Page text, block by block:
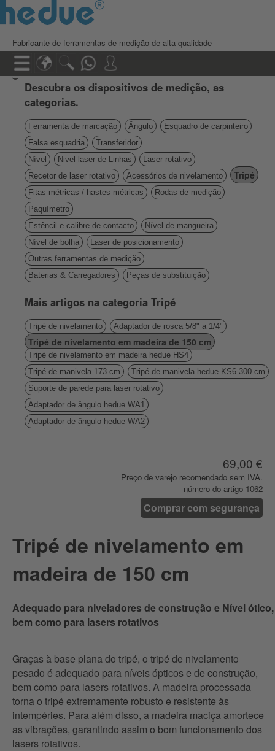
Fabricante de ferramentas de medição de alta qualidade
Descubra os dispositivos de medição, as
categorias.
Ferramenta de marcação Ângulo
Esquadro de carpinteiro
Falsa esquadria
Transferidor
Nível
Nivel laser de Linhas
Laser rotativo
Recetor de laser rotativo
Acessórios de nivelamento Tripé
Fitas métricas / hastes métricas
Rodas de medição
Paquímetro
Estêncil e calibre de contacto
Nível de mangueira
Nível de bolha
Laser de posicionamento
Outras ferramentas de medição
Baterias & Carregadores
Peças de substituição
Mais artigos na categoria Tripé
Tripé de nivelamento Adaptador de rosca 5/8" a 1/4"
Tripé de nivelamento em madeira de 150 cm
Tripé de nivelamento em madeira hedue HS4
Tripé de manivela 173 cm
Tripé de manivela hedue KS6 300 cm
Suporte de parede para laser rotativo
Adaptador de ângulo hedue WA1
Adaptador de ângulo hedue WA2
69,00 €
Preço de varejo recomendado sem IVA.
número do artigo 1062
Comprar com segurança
Tripé de nivelamento em
madeira de 150 cm
Adequado para niveladores de construção e Nível ótico,
bem como para lasers rotativos
Graças à base plana do tripé, o tripé de nivelamento
pesado é adequado para níveis ópticos e de construção,
bem como para lasers rotativos. A madeira processada
torna o tripé extremamente robusto e resistente às
intempéries. Para além disso, a madeira maciça amortece
as vibrações, garantindo assim o bom funcionamento dos
lasers rotativos.